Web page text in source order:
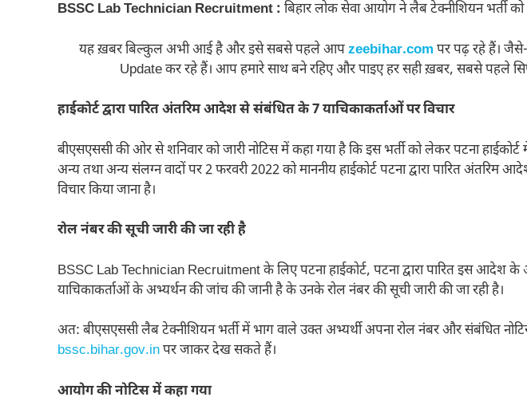
BSSC Lab Technician Recruitment : बिहार लोक सेवा आयोग ने लैब टेक्नीशियन भर्ती
यह ख़बर बिल्कुल अभी आई है और इसे सबसे पहले आपzeebihar.com पर पढ़ रहे हैं।
Update कर रहे हैं। आप हमारे साथ बने रहिए और पाइए हर सही ख़बर, सबसे पहले
हाईकोर्ट द्वारा पारित अंतरिम आदेश से संबंधित के 7 याचिकाकर्ताओं पर विचार
बीएसएससी की ओर से शनिवार को जारी नोटिस में कहा गया है कि इस भर्ती को लेकर पटना हाईकोर्ट
अन्य तथा अन्य संलग्न वादों पर 2 फरवरी 2022 को माननीय हाईकोर्ट पटना द्वारा पारित अंतरिम
विचार किया जाना है।
रोल नंबर की सूची जारी की जा रही है
BSSC Lab Technician Recruitment के लिए पटना हाईकोर्ट, पटना द्वारा पारित इस आदेश
याचिकाकर्ताओं के अभ्यर्थन की जांच की जानी है के उनके रोल नंबर की सूची जारी की जा रही है।
अत: बीएसएससी लैब टेक्नीशियन भर्ती में भाग वाले उक्त अभ्यर्थी अपना रोल नंबर और संबंधित
bssc.bihar.gov.inपर जाकर देख सकते हैं।
आयोग की नोटिस में कहा गया